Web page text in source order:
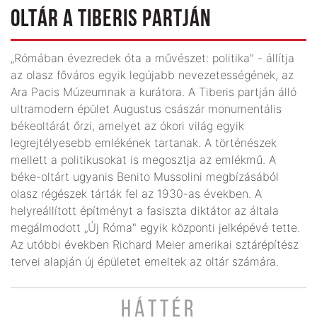
OLTÁR A TIBERIS PARTJÁN
„Rómában évezredek óta a művészet: politika" - állítja
az olasz főváros egyik legújabb nevezetességének, az
Ara Pacis Múzeumnak a kurátora. A Tiberis partján álló
ultramodern épület Augustus császár monumentális
békeoltárát őrzi, amelyet az ókori világ egyik
legrejtélyesebb emléké­nek tartanak. A történészek
mellett a poli­ti­kusokat is megosztja az emlékmű. A
béke­-oltárt ugyanis Benito Mussolini meg­bí­zá­sából
olasz régészek tárták fel az 1930-as években. A
helyreállított építményt a fasiszta diktátor az általa
megálmodott „Új Róma" egyik központi jelképévé tette.
Az utóbbi években Richard Meier amerikai sztárépítész
tervei alapján új épületet emeltek az oltár számára.
HÁTTÉR